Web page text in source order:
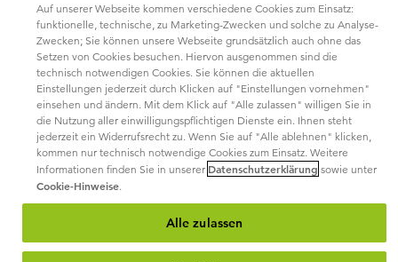
Auf unserer Webseite kommen verschiedene Cookies zum Einsatz:
funktionelle, technische, zu Marketing-Zwecken und solche zu Analyse-
Zwecken; Sie können unsere Webseite grundsätzlich auch ohne das
Setzen von Cookies besuchen. Hiervon ausgenommen sind die
technisch notwendigen Cookies. Sie können die aktuellen
Einstellungen jederzeit durch Klicken auf "Einstellungen vornehmen"
einsehen und ändern. Mit dem Klick auf "Alle zulassen" willigen Sie in
die Nutzung aller einwilligungspflichtigen Dienste ein. Ihnen steht
jederzeit ein Widerrufsrecht zu. Wenn Sie auf "Alle ablehnen" klicken,
kommen nur technisch notwendige Cookies zum Einsatz. Weitere
Informationen finden Sie in unserer Datenschutzerklärung sowie unter
Cookie-Hinweise.
Alle zulassen